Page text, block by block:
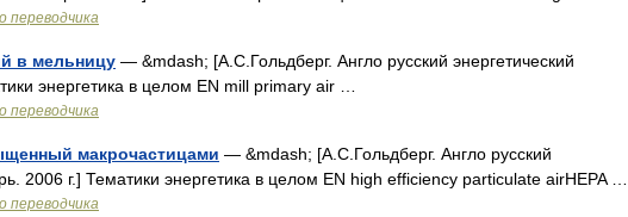
переводчика
в мельницу — &mdash; [А.С.Гольдберг. Англо русский энергетический
энергетика в целом EN mill primary air …
переводчика
макрочастицами — &mdash; [А.С.Гольдберг. Англо русский
2006 г.] Тематики энергетика в целом EN high efficiency particulate airHEPA …
переводчика